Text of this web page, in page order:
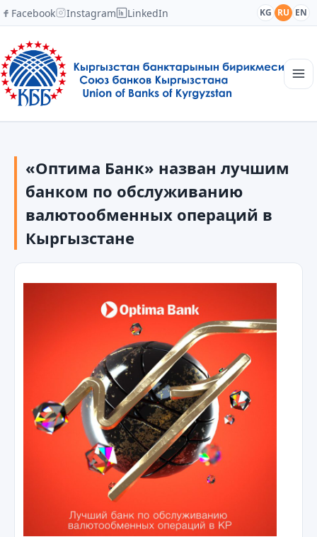
Facebook Instagram LinkedIn KG RU EN
Новости
Академия
Члены и партнеры
Сотрудничество
Контакты
«Оптима Банк» назван лучшим
банком по обслуживанию
валютообменных операций в
Кыргызстане